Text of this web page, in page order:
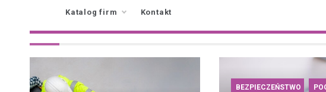
Katalog firm Kontakt
BEZPIECZEŃSTWO